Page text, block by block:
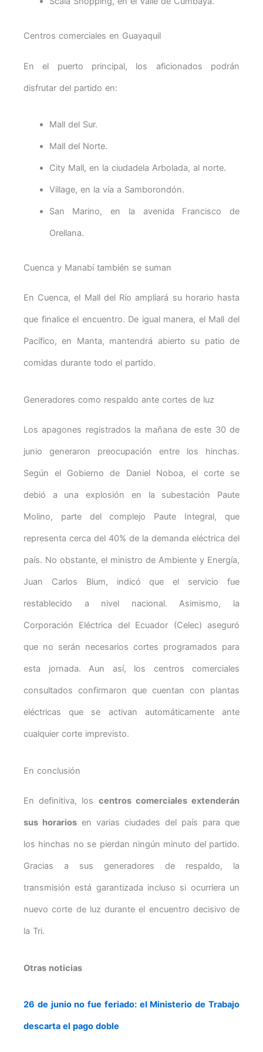
Centros comerciales en Guayaquil
En el puerto principal, los aficionados podrán
disfrutar del partido en:
Mall del Sur.
Mall del Norte.
City Mall, en la ciudadela Arbolada, al norte.
Village, en la vía a Samborondón.
San Marino, en la avenida Francisco de
Orellana.
Cuenca y Manabí también se suman
En Cuenca, el Mall del Río ampliará su horario hasta
que finalice el encuentro. De igual manera, el Mall del
Pacífico, en Manta, mantendrá abierto su patio de
comidas durante todo el partido.
Generadores como respaldo ante cortes de luz
Los apagones registrados la mañana de este 30 de
junio generaron preocupación entre los hinchas.
Según el Gobierno de Daniel Noboa, el corte se
debió a una explosión en la subestación Paute
Molino, parte del complejo Paute Integral, que
representa cerca del 40% de la demanda eléctrica del
país. No obstante, el ministro de Ambiente y Energía,
Juan Carlos Blum, indicó que el servicio fue
restablecido a nivel nacional. Asimismo, la
Corporación Eléctrica del Ecuador (Celec) aseguró
que no serán necesarios cortes programados para
esta jornada. Aun así, los centros comerciales
consultados confirmaron que cuentan con plantas
eléctricas que se activan automáticamente ante
cualquier corte imprevisto.
En conclusión
En definitiva, los centros comerciales extenderán
sus horarios en varias ciudades del país para que
los hinchas no se pierdan ningún minuto del partido.
Gracias a sus generadores de respaldo, la
transmisión está garantizada incluso si ocurriera un
nuevo corte de luz durante el encuentro decisivo de
la Tri.
Otras noticias
26 de junio no fue feriado: el Ministerio de Trabajo
descarta el pago doble